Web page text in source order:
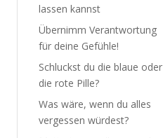
lassen kannst
Übernimm Verantwortung
für deine Gefühle!
Schluckst du die blaue oder
die rote Pille?
Was wäre, wenn du alles
vergessen würdest?